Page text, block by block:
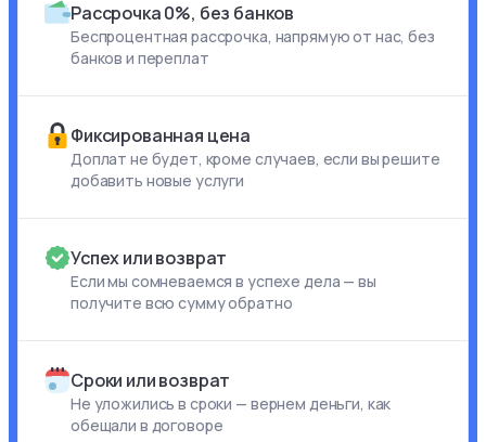
Рассрочка 0%, без банков
Беспроцентная рассрочка, напрямую от нас, без
банков и переплат
Фиксированная цена
Доплат не будет, кроме случаев, если вы решите
добавить новые услуги
Успех или возврат
Если мы сомневаемся в успехе дела — вы
получите всю сумму обратно
Сроки или возврат
Не уложились в сроки — вернем деньги, как
обещали в договоре